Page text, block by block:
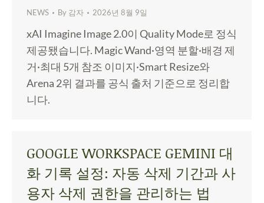
NEWS By 감자 2026년 8월 9일
xAI Imagine Image 2.0이 Quality Mode로 정식
제공됐습니다. Magic Wand·영역 분할·배경 제
거·최대 5개 참조 이미지·Smart Resize와
Arena 2위 결과를 공식 출처 기준으로 정리합
니다.
GOOGLE WORKSPACE GEMINI 대
화 기록 설정: 자동 삭제 기간과 사
용자 삭제 권한을 관리하는 법